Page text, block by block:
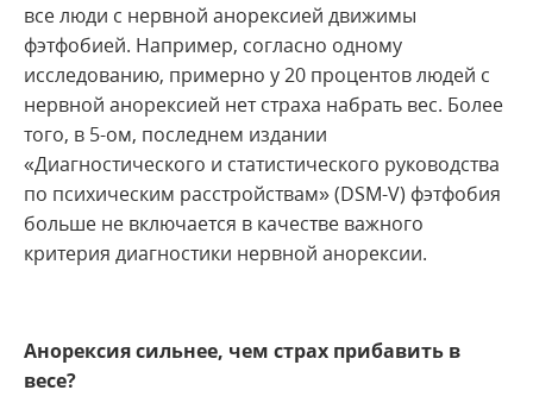
все люди с нервной анорексией движимы
фэтфобией. Например, согласно одному
исследованию, примерно у 20 процентов людей с
нервной анорексией нет страха набрать вес. Более
того, в 5-ом, последнем издании
«Диагностического и статистического руководства
по психическим расстройствам» (DSM-V) фэтфобия
больше не включается в качестве важного
критерия диагностики нервной анорексии.
Анорексия сильнее, чем страх прибавить в
весе?